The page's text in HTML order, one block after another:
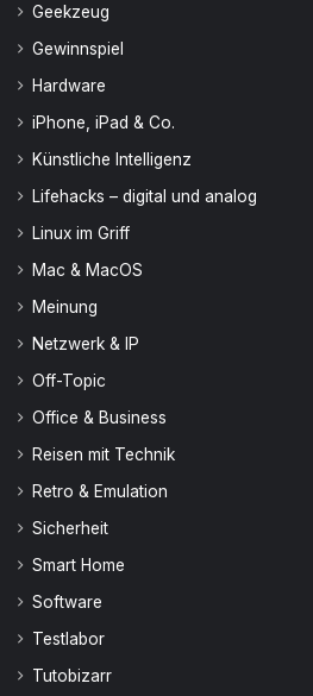
Geekzeug
Gewinnspiel
Hardware
iPhone, iPad & Co.
Künstliche Intelligenz
Lifehacks – digital und analog
Linux im Griff
Mac & MacOS
Meinung
Netzwerk & IP
Off-Topic
Office & Business
Reisen mit Technik
Retro & Emulation
Sicherheit
Smart Home
Software
Testlabor
Tutobizarr